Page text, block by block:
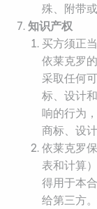
殊、附带
知识产权
买方须正
依莱克罗
采取任何
标、设计
响的行为
商标、设
依莱克罗
表和计算
得用于本
给第三方